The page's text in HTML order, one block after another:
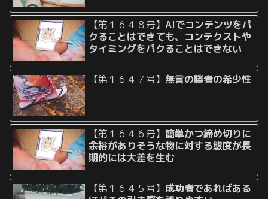
【第１６４８号】AIでコンテンツをパ
クることはできても、コンテクストや
タイミングをパクることはできない
【第１６４７号】 無言の勝者の希少性
【第１６４６号】簡単かつ締め切りに
余裕がありそうな物に対する態度が長
期的には大差を生む
【第１６４５号】成功者であればある